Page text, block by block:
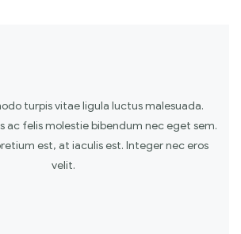
turpis vitae ligula luctus malesuada.
ac felis molestie bibendum nec eget sem.
est, at iaculis est. Integer nec eros
velit.